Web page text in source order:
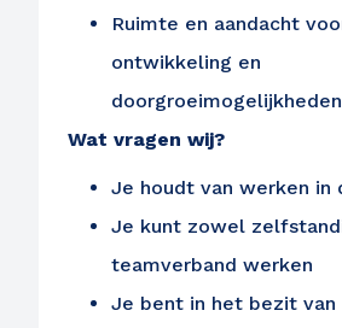
Ruimte en aandacht
ontwikkeling en
doorgroeimogelijkheden
Wat vragen wij?
Je houdt van werken in
Je kunt zowel
teamverband werken
Je bent in het bezit van
Ontvang vacatures
je mailbox